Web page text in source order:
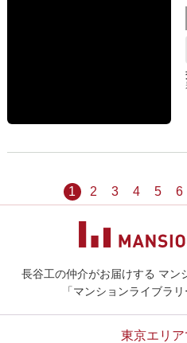
1 2 3 4 5 6
長谷工の仲介がお届けする マン
「マンションライブラリ
東京エリ